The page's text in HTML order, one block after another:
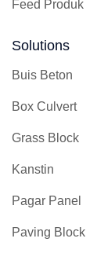
Feed Produk
Solutions
Buis Beton
Box Culvert
Grass Block
Kanstin
Pagar Panel
Paving Block